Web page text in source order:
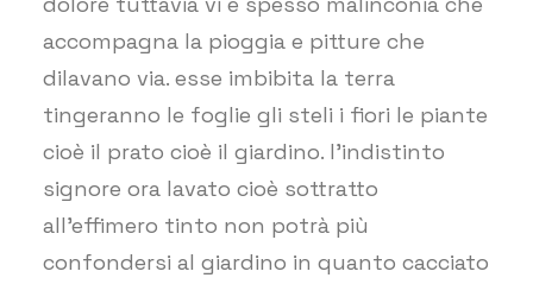
accompagna la pioggia e pitture che
dilavano via. esse imbibita la terra
tingeranno le foglie gli steli i fiori le piante
cioè il prato cioè il giardino. l’indistinto
signore ora lavato cioè sottratto
all’effimero tinto non potrà più
confondersi al giardino in quanto cacciato